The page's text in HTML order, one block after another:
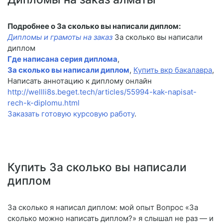
Подробнее о За сколько вы написали диплом:
Дипломы и грамоты на заказ За сколько вы написали
диплом
Где написана серия диплома,
За сколько вы написали диплом, Купить вкр бакалавра,
Написать аннотацию к диплому онлайн
http://wellli8s.beget.tech/articles/55994-kak-napisat-
rech-k-diplomu.html
Заказать готовую курсовую работу.
Купить За сколько вы написали
диплом
За сколько я написал диплом: мой опыт Вопрос «За
сколько можно написать диплом?» я слышал не раз — и